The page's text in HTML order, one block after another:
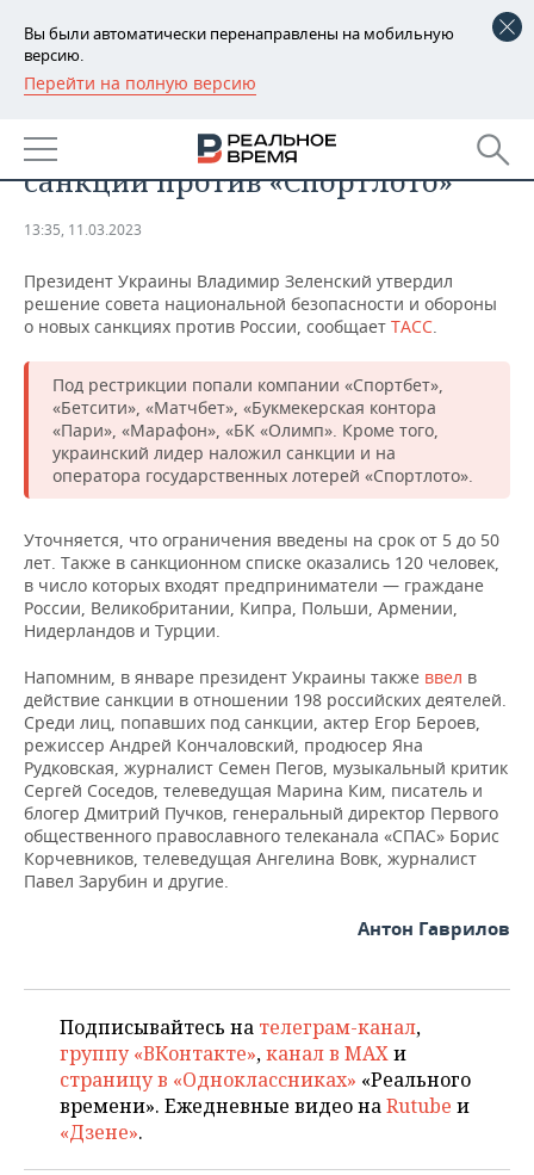
Вы были автоматически перенаправлены на мобильную
версию.
Перейти на полную версию
РЕГИОНЫ
БАШКОРТОСТАН
ТАТАРСТАН
НОВОСТИ
АНАЛИТИКА
ДЕКЛАРАЦИИ О ДОХОДАХ
КОРОЛИ ГОСЗАКАЗА ПФО
ВУЗЫ ТАТАРСТАНА
КОМУ ПРИНАДЛЕЖАТ
ТОРГОВЫЕ ЦЕНТРЫ
ТАТАРСТАНА
НОВОСТИ ЭКОНОМИКИ
ФИНАНСЫ
БАНКИ
БЮДЖЕТ
ПРОМЫШЛЕННОСТЬ
НОВОСТИ
ПРОМЫШЛЕННОСТИ
АГРОПРОМ
МАШИНОСТРОЕНИЕ
НЕФТЕХИМИЯ
НЕФТЬ
ЭНЕРГЕТИКА
НЕДВИЖИМОСТЬ
НОВОСТИ НЕДВИЖИМОСТИ
АВТО
НОВОСТИ АВТО
БИЗНЕС
РОЗНИЧНАЯ ТОРГОВЛЯ
ТРАНСПОРТ
УСЛУГИ
НОВОСТИ ТЕХНОЛОГИЙ
IT
МЕДИА
ТЕЛЕКОММУНИКАЦИИ
МЕРОПРИЯТИЯ
НОВОСТИ МЕРОПРИЯТИЙ
ВЫЕЗДНАЯ РЕДАКЦИЯ
БИЗНЕС-БРАНЧИ
ONLINE-КОНФЕРЕНЦИИ
ОТКРЫТАЯ ЛЕКЦИЯ
СПОРТ
НОВОСТИ СПОРТА
ФУТБОЛ
ХОККЕЙ
БАСКЕТБОЛ
ФИГУРНОЕ КАТАНИЕ
ВОДНЫЕ ВИДЫ СПОРТА
ХОККЕЙ С МЯЧОМ
ОБЩЕСТВО
НОВОСТИ ОБЩЕСТВА
ВЛАСТЬ
ИНФРАСТРУКТУРА
МЕДИЦИНА
ОБРАЗОВАНИЕ
ПРОИСШЕСТВИЯ
ФОТОГАЛЕРЕЯ
СЮЖЕТЫ
СПРАВОЧНИК
Президент Украины ввел
санкции против «Спортлото»
13:35, 11.03.2023
Президент Украины Владимир Зеленский утвердил
решение совета национальной безопасности и обороны
о новых санкциях против России, сообщает ТАСС.
Под рестрикции попали компании «Спортбет»,
«Бетсити», «Матчбет», «Букмекерская контора
«Пари», «Марафон», «БК «Олимп». Кроме того,
украинский лидер наложил санкции и на
оператора государственных лотерей «Спортлото».
Уточняется, что ограничения введены на срок от 5 до 50
лет. Также в санкционном списке оказались 120 человек,
в число которых входят предприниматели — граждане
России, Великобритании, Кипра, Польши, Армении,
Нидерландов и Турции.
Напомним, в январе президент Украины также ввел в
действие санкции в отношении 198 российских деятелей.
Среди лиц, попавших под санкции, актер Егор Бероев,
режиссер Андрей Кончаловский, продюсер Яна
Рудковская, журналист Семен Пегов, музыкальный критик
Сергей Соседов, телеведущая Марина Ким, писатель и
блогер Дмитрий Пучков, генеральный директор Первого
общественного православного телеканала «СПАС» Борис
Корчевников, телеведущая Ангелина Вовк, журналист
Павел Зарубин и другие.
Антон Гаврилов
Подписывайтесь на телеграм-канал,
группу «ВКонтакте»,канал в MAXи
страницу в «Одноклассниках» «Реального
времени». Ежедневные видео наRutube и
«Дзене».